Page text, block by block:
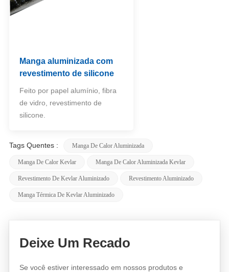
Manga aluminizada com
revestimento de silicone
Feito por papel alumínio, fibra
de vidro, revestimento de
silicone.
Tags Quentes : Manga De Calor Aluminizada
Manga De Calor Kevlar Manga De Calor Aluminizada Kevlar
Revestimento De Kevlar Aluminizado Revestimento Aluminizado
Manga Térmica De Kevlar Aluminizado
Deixe Um Recado
Se você estiver interessado em nossos produtos e